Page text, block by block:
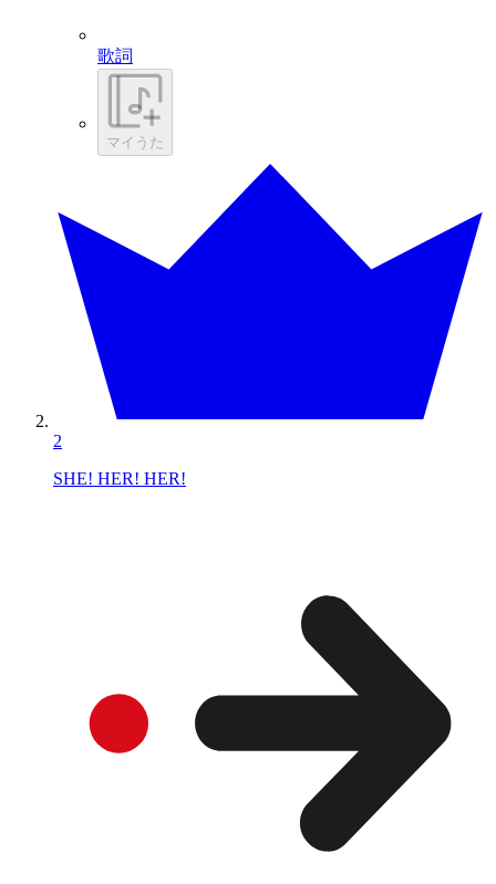
歌詞
マイうた
2
SHE! HER! HER!